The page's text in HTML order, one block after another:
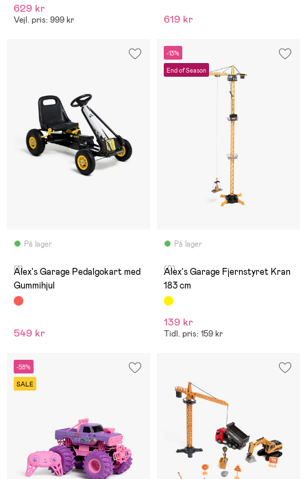
629 kr
Vejl. pris: 999 kr 619 kr
På lager
(1)
Alex's Garage Pedalgokart med
Gummihjul
549 kr
-13%
End of Season
På lager
(0)
Alex's Garage Fjernstyret Kran
183 cm
139 kr
Tidl. pris: 159 kr
-58%
SALE